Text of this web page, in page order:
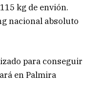
kg de envión.
nacional absoluto
para conseguir
en Palmira